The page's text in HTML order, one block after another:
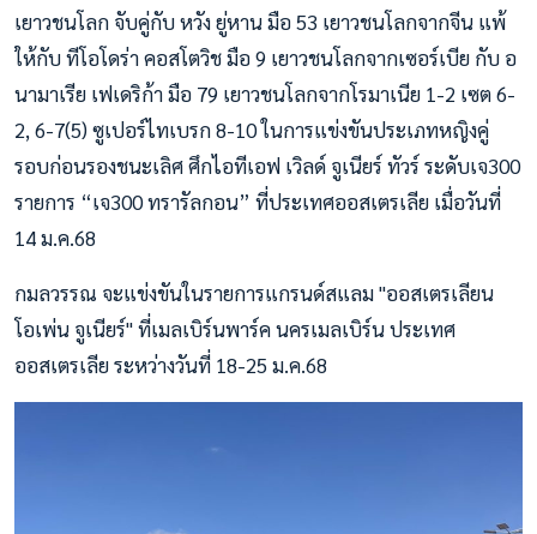
เยาวชนโลก จับคู่กับ หวัง ยู่หาน มือ 53 เยาวชนโลกจากจีน แพ้
ให้กับ ทีโอโดร่า คอสโตวิช มือ 9 เยาวชนโลกจากเซอร์เบีย กับ อ
นามาเรีย เฟเดริก้า มือ 79 เยาวชนโลกจากโรมาเนีย 1-2 เซต 6-
2, 6-7(5) ซูเปอร์ไทเบรก 8-10 ในการแข่งขันประเภทหญิงคู่
รอบก่อนรองชนะเลิศ ศึกไอทีเอฟ เวิลด์ จูเนียร์ ทัวร์ ระดับเจ300
รายการ “เจ300 ทรารัลกอน” ที่ประเทศออสเตรเลีย เมื่อวันที่
14 ม.ค.68
กมลวรรณ จะแข่งขันในรายการแกรนด์สแลม "ออสเตรเลียน
โอเพ่น จูเนียร์" ที่เมลเบิร์นพาร์ค นครเมลเบิร์น ประเทศ
ออสเตรเลีย ระหว่างวันที่ 18-25 ม.ค.68